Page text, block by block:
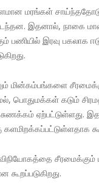
மரங்கள்
இதனால், நாகை
இரவு பகலாக
மின்கம்பங்களை
கடும்
ஏற்பட்டுள்ளது.
சீரமைக்கும்